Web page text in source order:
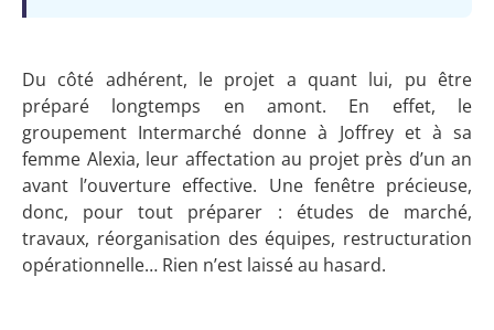
Du côté adhérent, le projet a quant lui, pu être
préparé longtemps en amont. En effet, le
groupement Intermarché donne à Joffrey et à sa
femme Alexia, leur affectation au projet près d’un an
avant l’ouverture effective. Une fenêtre précieuse,
donc, pour tout préparer : études de marché,
travaux, réorganisation des équipes, restructuration
opérationnelle… Rien n’est laissé au hasard.